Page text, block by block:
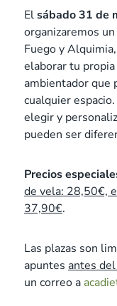
Elsábado 31 de
organizaremos
Fuego y
elaborar tu
ambientador que
cualquier
elegir y
pueden ser
Precios
de vela: 28,50€,
37,90€.
Las plazas son
apuntes antes
un correo a